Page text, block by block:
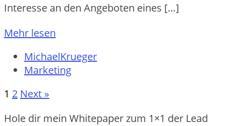
Interesse an den Angeboten eines […]
Mehr lesen
MichaelKrueger
Marketing
1 2 Next »
Hole dir mein Whitepaper zum 1×1 der Lead